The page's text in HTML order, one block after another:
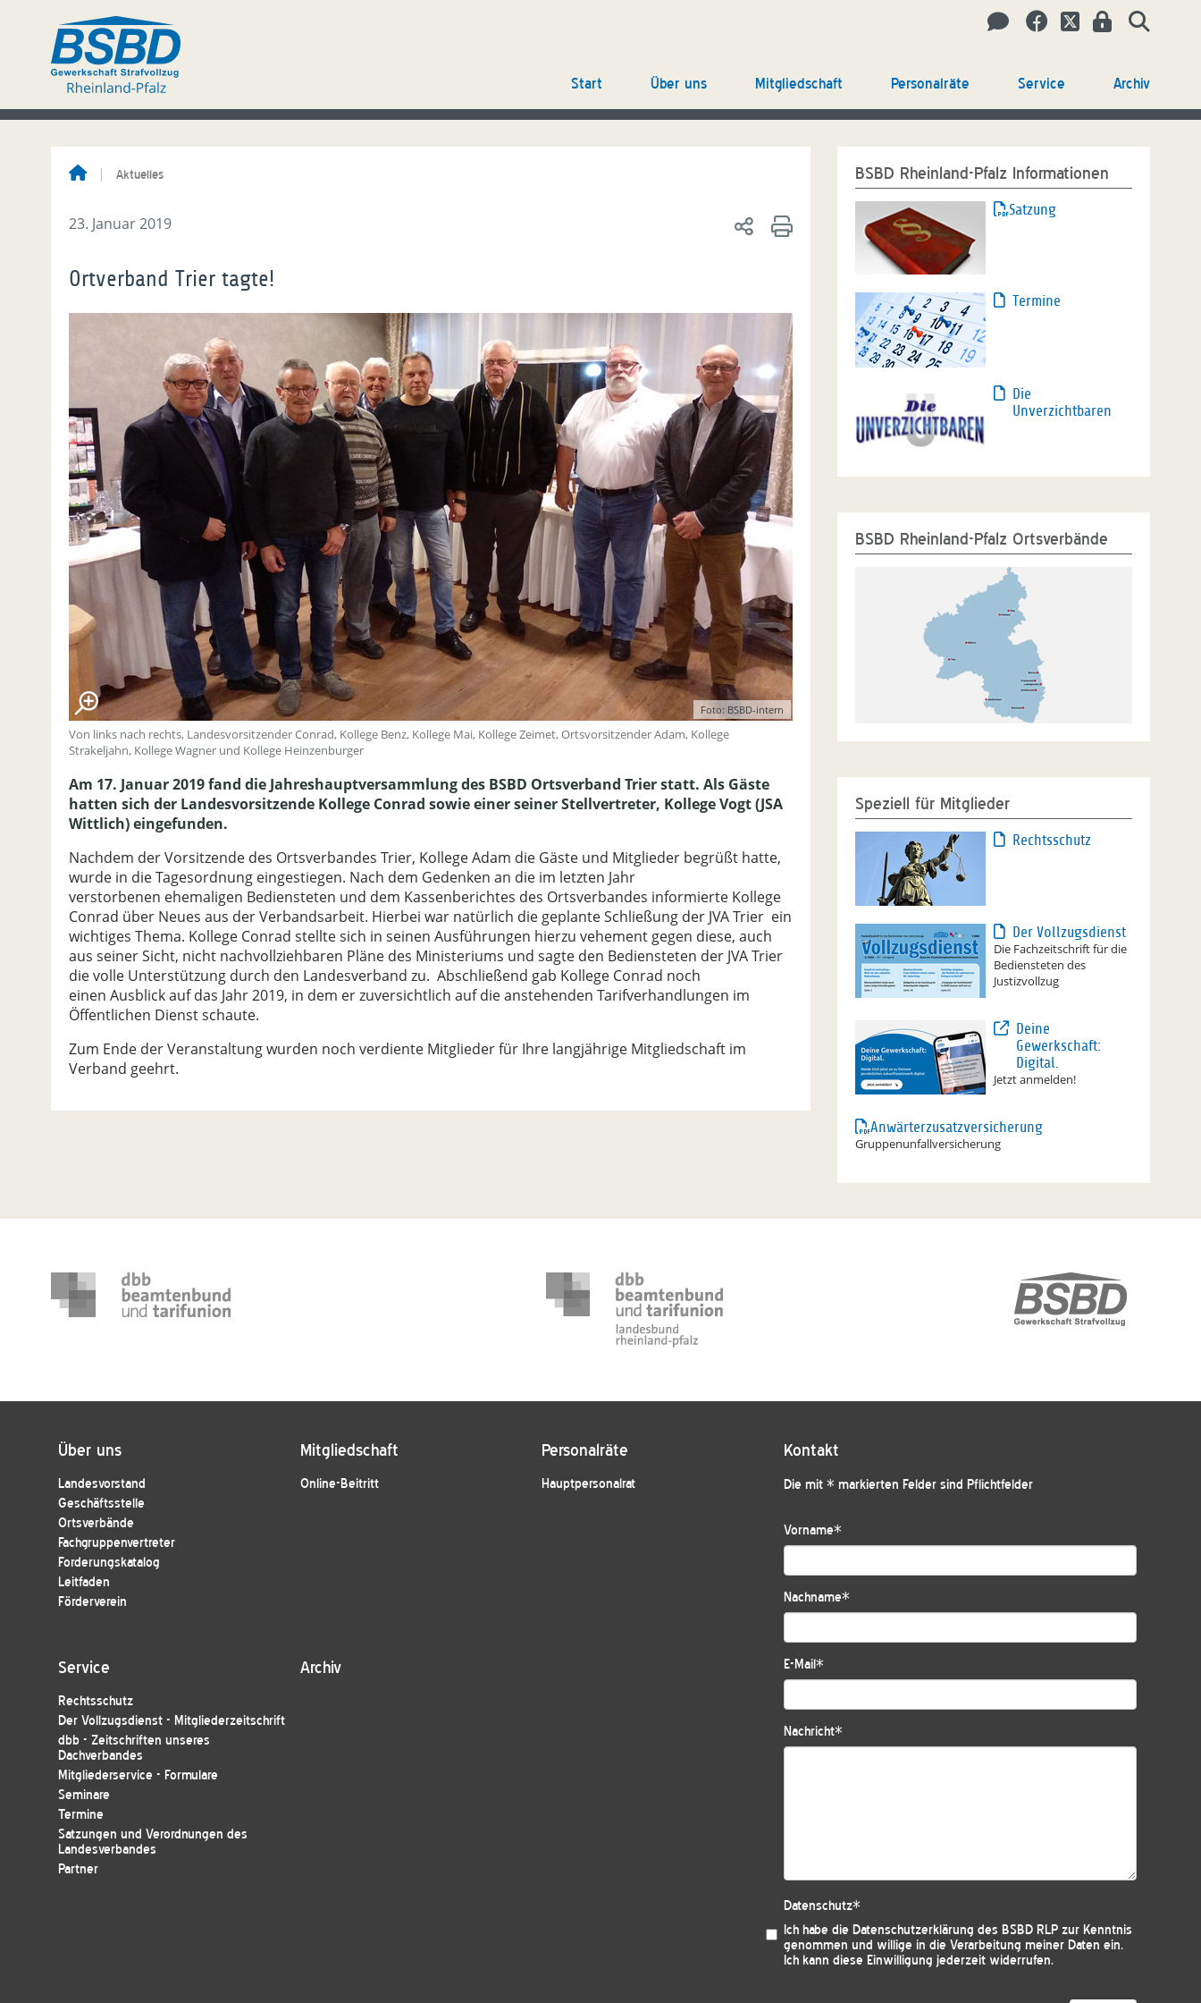
Start Über uns Mitgliedschaft Personalräte Service Archiv
Aktuelles
23. Januar 2019
Ortverband Trier tagte!
Foto: BSBD-intern
Von links nach rechts, Landesvorsitzender Conrad, Kollege Benz, Kollege Mai, Kollege Zeimet, Ortsvorsitzender Adam, Kollege
Strakeljahn, Kollege Wagner und Kollege Heinzenburger
Am 17. Januar 2019 fand die Jahreshauptversammlung des BSBD Ortsverband Trier statt. Als Gäste
hatten sich der Landesvorsitzende Kollege Conrad sowie einer seiner Stellvertreter, Kollege Vogt (JSA
Wittlich) eingefunden.
Nachdem der Vorsitzende des Ortsverbandes Trier, Kollege Adam die Gäste und Mitglieder begrüßt hatte,
wurde in die Tagesordnung eingestiegen. Nach dem Gedenken an die im letzten Jahr
verstorbenen ehemaligen Bediensteten und dem Kassenberichtes des Ortsverbandes informierte Kollege
Conrad über Neues aus der Verbandsarbeit. Hierbei war natürlich die geplante Schließung der JVA Trier ein
wichtiges Thema. Kollege Conrad stellte sich in seinen Ausführungen hierzu vehement gegen diese, auch
aus seiner Sicht, nicht nachvollziehbaren Pläne des Ministeriums und sagte den Bediensteten der JVA Trier
die volle Unterstützung durch den Landesverband zu. Abschließend gab Kollege Conrad noch
einen Ausblick auf das Jahr 2019, in dem er zuversichtlich auf die anstehenden Tarifverhandlungen im
Öffentlichen Dienst schaute.
Zum Ende der Veranstaltung wurden noch verdiente Mitglieder für Ihre langjährige Mitgliedschaft im
Verband geehrt.
BSBD Rheinland-Pfalz Informationen
Satzung
Termine
Die
Unverzichtbaren
BSBD Rheinland-Pfalz Ortsverbände
Speziell für Mitglieder
Rechtsschutz
Der Vollzugsdienst
Die Fachzeitschrift für die
Bediensteten des
Justizvollzug
Deine
Gewerkschaft:
Digital.
Jetzt anmelden!
Anwärterzusatzversicherung
Gruppenunfallversicherung
Über uns
Landesvorstand
Geschäftsstelle
Ortsverbände
Fachgruppenvertreter
Forderungskatalog
Leitfaden
Förderverein
Mitgliedschaft
Online-Beitritt
Personalräte
Hauptpersonalrat
Service
Rechtsschutz
Der Vollzugsdienst - Mitgliederzeitschrift
dbb - Zeitschriften unseres
Dachverbandes
Mitgliederservice - Formulare
Seminare
Termine
Satzungen und Verordnungen des
Landesverbandes
Partner
Archiv
Kontakt
Die mit * markierten Felder sind Pflichtfelder
Vorname*
Nachname*
E-Mail*
Nachricht*
Datenschutz*
Ich habe die Datenschutzerklärung des BSBD RLP zur Kenntnis
genommen und willige in die Verarbeitung meiner Daten ein.
Ich kann diese Einwilligung jederzeit widerrufen.